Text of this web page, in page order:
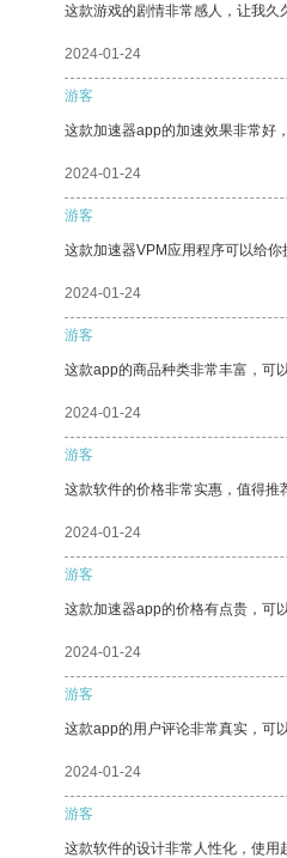
这款游戏的剧情非常感人，让我久
2024-01-24
游客
这款加速器app的加速效果非常好
2024-01-24
游客
这款加速器VPM应用程序可以给你
2024-01-24
游客
这款app的商品种类非常丰富，可
2024-01-24
游客
这款软件的价格非常实惠，值得推
2024-01-24
游客
这款加速器app的价格有点贵，可
2024-01-24
游客
这款app的用户评论非常真实，可
2024-01-24
游客
这款软件的设计非常人性化，使用